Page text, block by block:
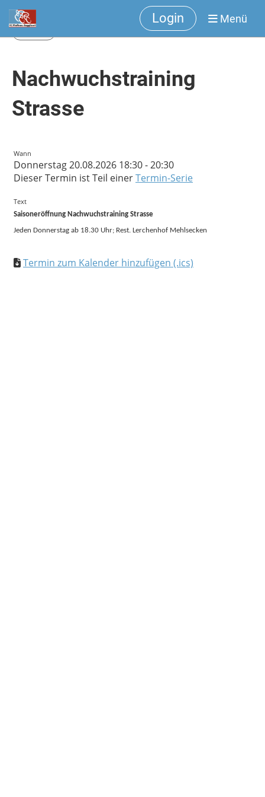
Login Menü
Nachwuchstraining
Strasse
Wann
Donnerstag 20.08.2026 18:30 - 20:30
Dieser Termin ist Teil einerTermin-Serie
Text
Saisoneröffnung Nachwuchstraining Strasse
Jeden Donnerstag ab 18.30 Uhr; Rest. Lerchenhof Mehlsecken
Termin zum Kalender hinzufügen (.ics)